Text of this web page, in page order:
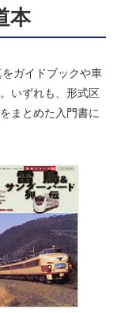
本
ガイドブックや車
いずれも、形式区
まとめた入門書に